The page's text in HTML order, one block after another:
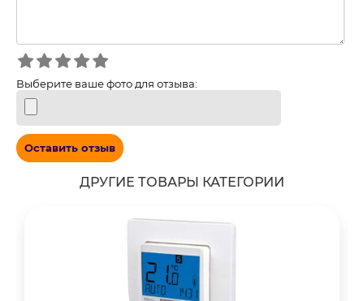
Выберите ваше фото для отзыва:
Оставить отзыв
ДРУГИЕ ТОВАРЫ КАТЕГОРИИ